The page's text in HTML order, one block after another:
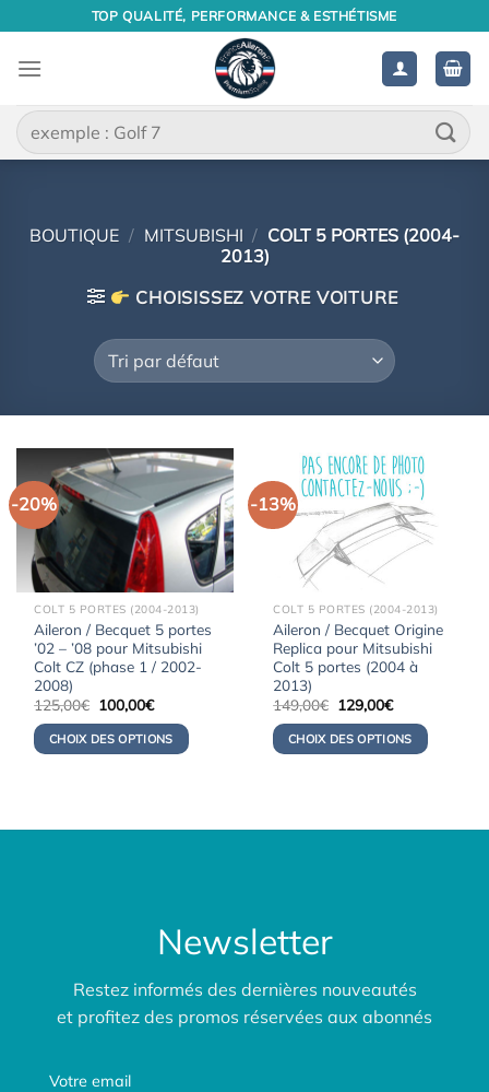
contenu
TOP QUALITÉ, PERFORMANCE & ESTHÉTISME
Recherche
pour :
BOUTIQUE / MITSUBISHI / COLT 5 PORTES (2004-
2013)
CHOISISSEZ VOTRE VOITURE
-20%
COLT 5 PORTES (2004-2013)
Aileron / Becquet 5 portes
’02 – ’08 pour Mitsubishi
Colt CZ (phase 1 / 2002-
2008)
125,00€ Le
prix
initial
était :
125,00€.
100,00€Le
actuel
est :
100,00€.
CHOIX DES OPTIONS
-13%
COLT 5 PORTES (2004-2013)
Aileron / Becquet Origine
Replica pour Mitsubishi
Colt 5 portes (2004 à
2013)
149,00€ Le
initial
était :
149,00€.
129,00€Le
actuel
est :
129,00€.
CHOIX DES OPTIONS
Newsletter
Restez informés des dernières nouveautés
et profitez des promos réservées aux abonnés
Votre email